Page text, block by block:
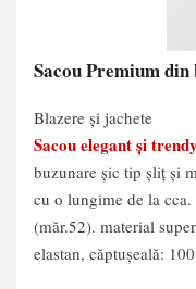
Sacou Premium
Blazere și jachete
Sacou elegant şi trendy
buzunare şic tip şliţ şi
cu o lungime de la
(măr.52). material
elastan, căptuşeală: